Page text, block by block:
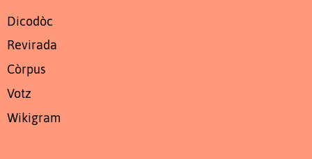
Dicodòc
Revirada
Còrpus
Votz
Wikigram